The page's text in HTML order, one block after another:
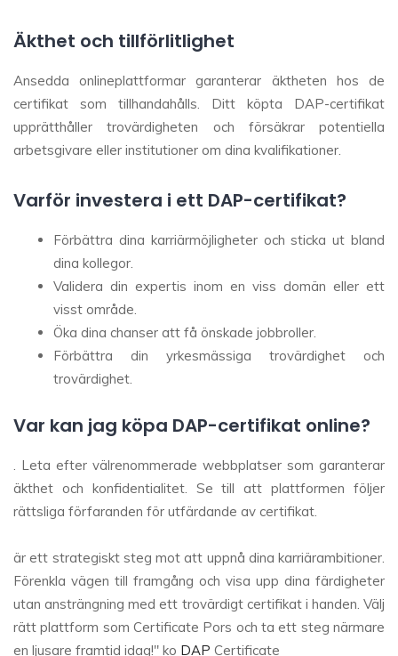
Äkthet och tillförlitlighet
Ansedda onlineplattformar garanterar äktheten hos de
certifikat som tillhandahålls. Ditt köpta DAP-certifikat
upprätthåller trovärdigheten och försäkrar potentiella
arbetsgivare eller institutioner om dina kvalifikationer.
Varför investera i ett DAP-certifikat?
Förbättra dina karriärmöjligheter och sticka ut bland
dina kollegor.
Validera din expertis inom en viss domän eller ett
visst område.
Öka dina chanser att få önskade jobbroller.
Förbättra din yrkesmässiga trovärdighet och
trovärdighet.
Var kan jag köpa DAP-certifikat online?
. Leta efter välrenommerade webbplatser som garanterar
äkthet och konfidentialitet. Se till att plattformen följer
rättsliga förfaranden för utfärdande av certifikat.
är ett strategiskt steg mot att uppnå dina karriärambitioner.
Förenkla vägen till framgång och visa upp dina färdigheter
utan ansträngning med ett trovärdigt certifikat i handen. Välj
rätt plattform som Certificate Pors och ta ett steg närmare
en ljusare framtid idag!" ko DAP Certificate